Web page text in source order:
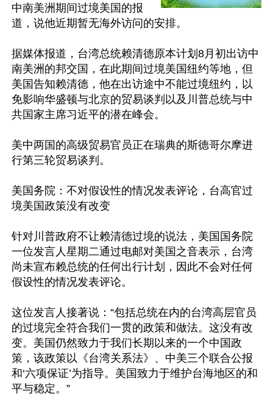
中南美洲期间过境美国的报
道，说他近期暂无海外访问的安排。
据媒体报道，台湾总统赖清德原本计划8月初出访中
南美洲的邦交国，在此期间过境美国纽约等地，但
美国告知赖清德，他在出访途中不能过境纽约，以
免影响华盛顿与北京的贸易谈判以及川普总统与中
共国家主席习近平的潜在峰会。
美中两国的高级贸易官员正在瑞典的斯德哥尔摩进
行第三轮贸易谈判。
美国务院：不对假设性的情况发表评论，台高官过
境美国政策没有改变
针对川普政府不让赖清德过境的说法，美国国务院
一位发言人星期二通过电邮对美国之音表示，台湾
尚未宣布赖总统的任何出行计划，因此不会对任何
假设性的情况发表评论。
这位发言人接著说：“包括总统在内的台湾高层官员
的过境完全符合我们一贯的政策和做法。这没有改
变。美国仍然致力于我们长期以来的一个中国政
策，该政策以《台湾关系法》、中美三个联合公报
和‘六项保证’为指导。美国致力于维护台海地区的和
平与稳定。”